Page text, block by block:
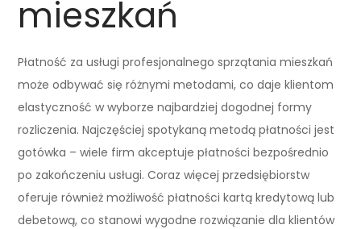
mieszkań
Płatność za usługi profesjonalnego sprzątania mieszkań
może odbywać się różnymi metodami, co daje klientom
elastyczność w wyborze najbardziej dogodnej formy
rozliczenia. Najczęściej spotykaną metodą płatności jest
gotówka – wiele firm akceptuje płatności bezpośrednio
po zakończeniu usługi. Coraz więcej przedsiębiorstw
oferuje również możliwość płatności kartą kredytową lub
debetową, co stanowi wygodne rozwiązanie dla klientów